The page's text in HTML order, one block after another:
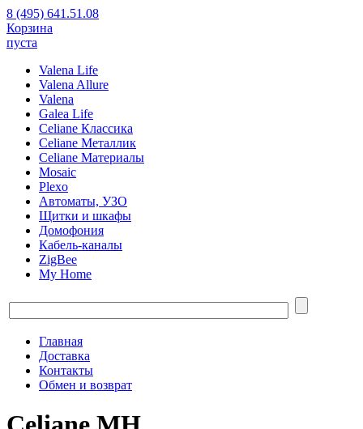
8 (495) 641.51.08
Корзина
пуста
Valena Life
Valena Allure
Valena
Galea Life
Celiane Классика
Celiane Металлик
Celiane Материалы
Mosaic
Plexo
Автоматы, УЗО
Щитки и шкафы
Домофония
Кабель-каналы
ZigBee
My Home
Главная
Доставка
Контакты
Обмен и возврат